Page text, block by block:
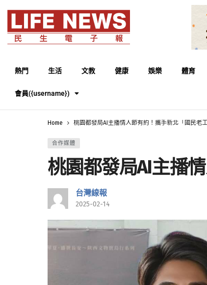
熱門 生活 文教 健康 娛樂 體育
會員({username})
Home 桃園都發局AI主播情人節有約！攜手新北「國民老
合作媒體
桃園都發局AI主播
台灣線報
2025-02-14